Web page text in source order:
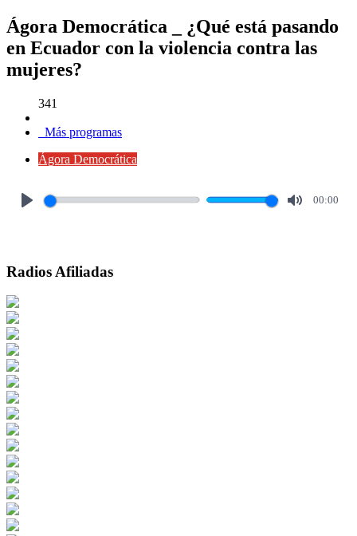
Ágora Democrática _ ¿Qué está pasando
en Ecuador con la violencia contra las
mujeres?
341
Más programas
Ágora Democrática
00:00
Radios Afiliadas